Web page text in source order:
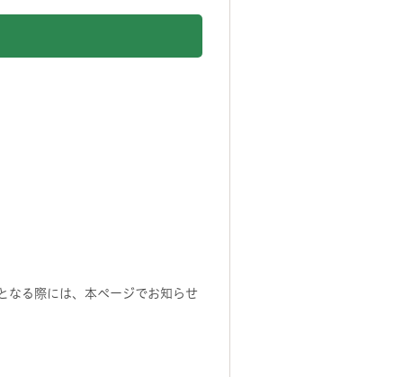
なる際には、本ページでお知らせ